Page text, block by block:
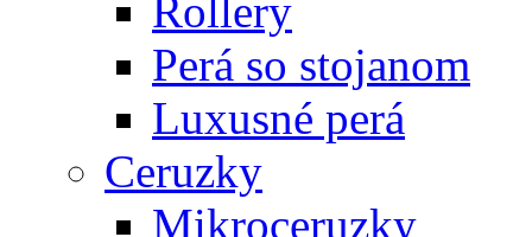
Rollery
Perá so stojanom
Luxusné perá
Ceruzky
Mikroceruzky